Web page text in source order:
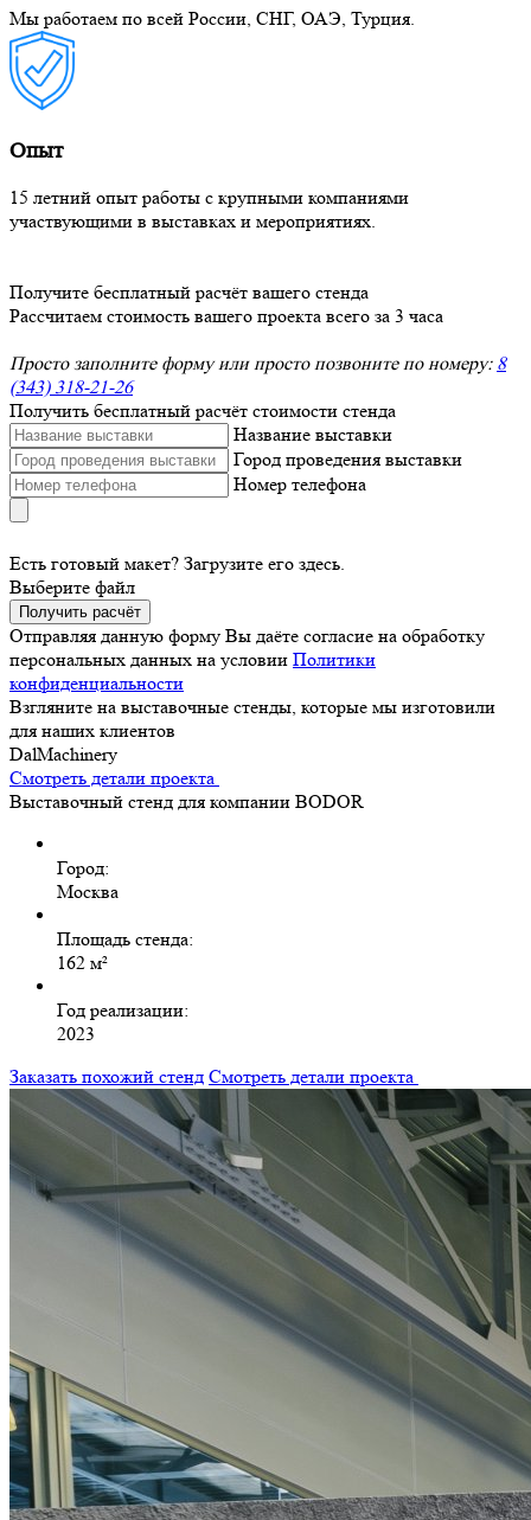
Мы работаем по всей России, СНГ, ОАЭ, Турция.
Опыт
15 летний опыт работы с крупными компаниями
участвующими в выставках и мероприятиях.
Получите бесплатный расчёт вашего стенда
Рассчитаем стоимость вашего проекта всего за 3 часа
Просто заполните форму или просто позвоните по номеру: 8
(343) 318-21-26
Получить бесплатный расчёт стоимости стенда
Название выставки
Город проведения выставки
Номер телефона
Есть готовый макет? Загрузите его здесь.
Выберите файл
Получить расчёт
Отправляя данную форму Вы даёте согласие на обработку
персональных данных на условии Политики
конфиденциальности
Взгляните на выставочные стенды, которые мы изготовили
для наших клиентов
DalMachinery
Смотреть детали проекта
Выставочный стенд для компании BODOR
Город:
Москва
Площадь стенда:
162 м²
Год реализации:
2023
Заказать похожий стенд Смотреть детали проекта